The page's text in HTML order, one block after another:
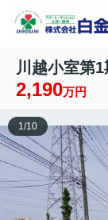
川越小室第
2,190万円
1 /10